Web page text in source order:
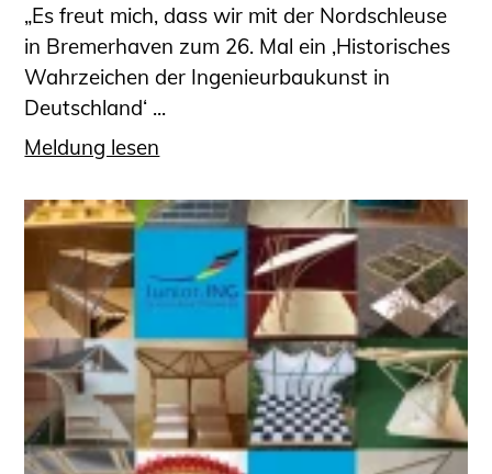
Kontakt und Anfahrt
Impressum
Datenschutz
Ingenieurakademie West
„Es freut mich, dass wir mit der Nordschleuse
in Bremerhaven zum 26. Mal ein ‚Historisches
Wahrzeichen der Ingenieurbaukunst in
Deutschland‘ ...
Meldung lesen